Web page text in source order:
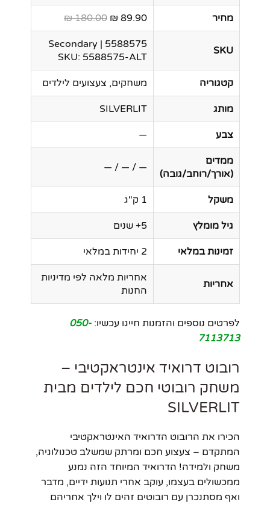
מחיר 89.90 ₪
180.00 ₪
SKU
5588575 | Secondary
SKU: 5588575-ALT
קטגוריה משחקים, צעצועים לילדים
מותג SILVERLIT
צבע —
ממדים
(אורך/רוחב/גובה)
— / — / —
משקל 1 ק"ג
גיל מומלץ 5+ שנים
זמינות במלאי 2 יחידות במלאי
אחריות
אחריות מלאה לפי מדיניות
החנות
לפרטים נוספים והזמנות חייגו עכשיו: 050-
7113713
רובוט דרואיד אינטראקטיבי –
משחק רובוטי חכם לילדים מבית
SILVERLIT
הכירו את הרובוט הדרואיד האינטראקטיבי
המתקדם – צעצוע חכם ומרתק שמשלב טכנולוגיה,
משחק ולמידה! הדרואיד המיוחד הזה נמנע
ממכשולים בעצמו, עוקב אחרי תנועות ידיים, מדבר
ואף מסתנכרן עם רובוטים זהים לו וילך אחריהם